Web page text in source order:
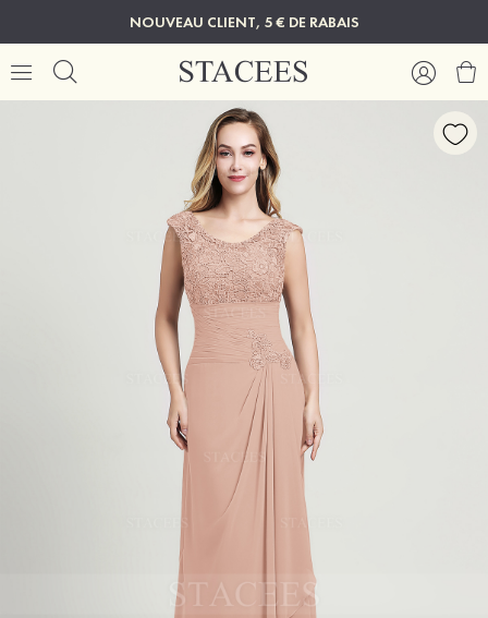
NOUVEAU CLIENT, 5 € DE RABAIS